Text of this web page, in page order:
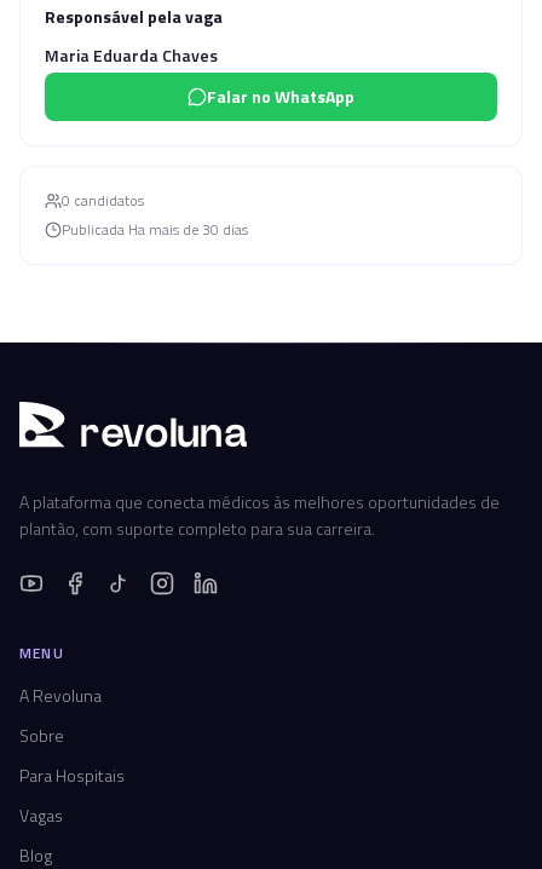
Responsável pela vaga
Maria Eduarda Chaves
Falar no WhatsApp
0 candidatos
Publicada Ha mais de 30 dias
revoluna
A plataforma que conecta médicos às melhores oportunidades de
plantão, com suporte completo para sua carreira.
MENU
A Revoluna
Sobre
Para Hospitais
Vagas
Blog